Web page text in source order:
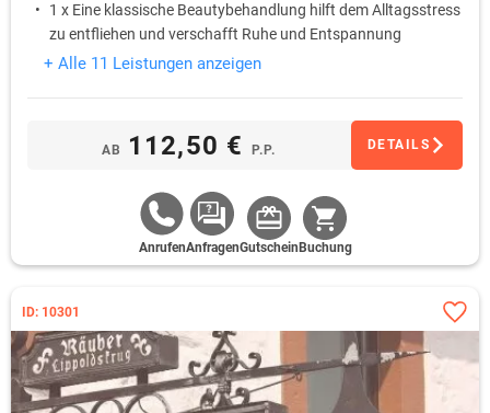
1 x Eine klassische Beautybehandlung hilft dem Alltagsstress
zu entfliehen und verschafft Ruhe und Entspannung
1 x Auf dem Zimmer steht eine Flasche Mineralwasser bereit
+ Alle 11 Leistungen anzeigen
AB 112,50 € P.P. DETAILS
AnrufenAnfragenGutschein Buchung
ID: 10301